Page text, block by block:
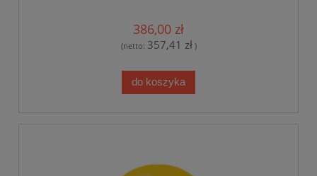
386,00 zł
(netto: 357,41 zł)
do koszyka